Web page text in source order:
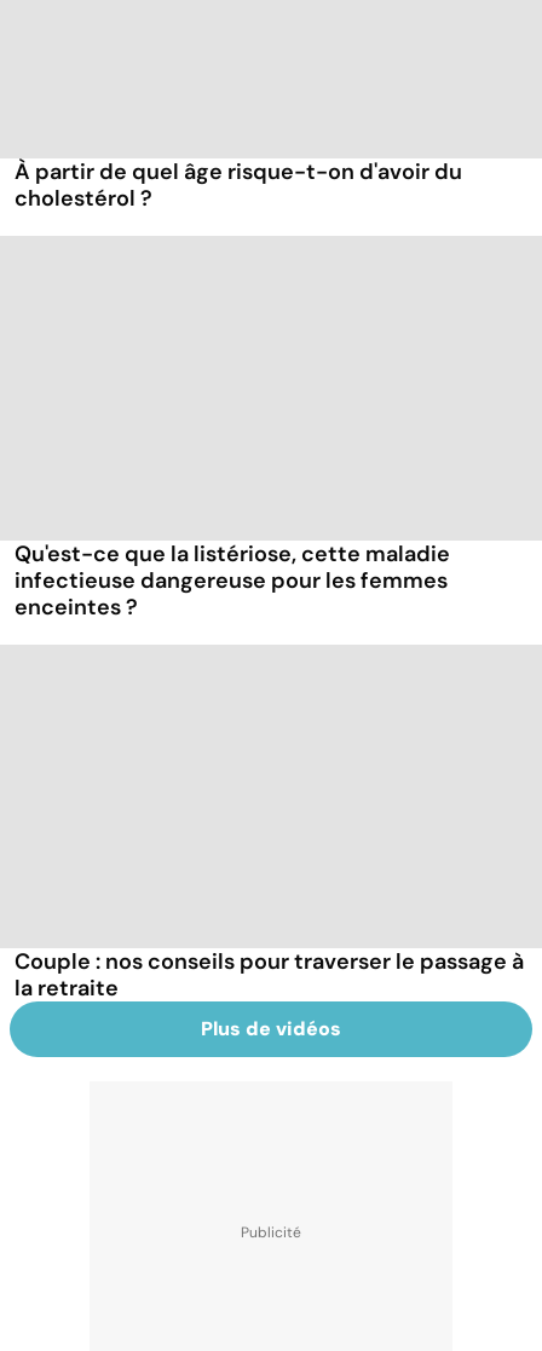
À partir de quel âge risque-t-on d'avoir du
cholestérol ?
Qu'est-ce que la listériose, cette maladie
infectieuse dangereuse pour les femmes
enceintes ?
Couple : nos conseils pour traverser le passage à
la retraite
Plus de vidéos